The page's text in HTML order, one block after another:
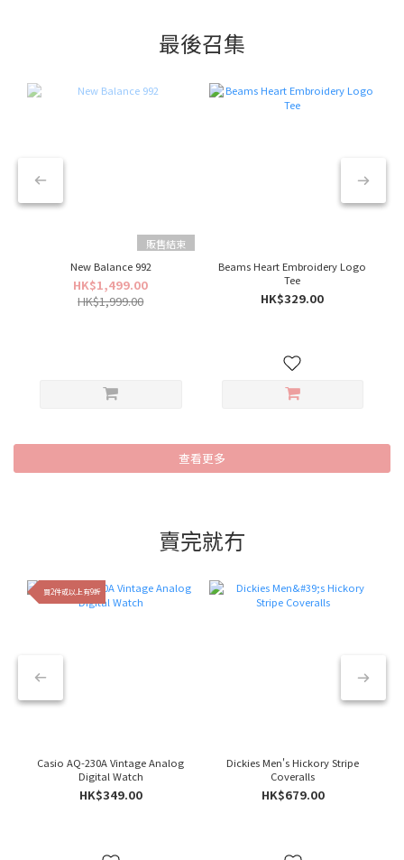
最後召集
販售結束
New Balance 992
HK$1,499.00
HK$1,999.00
Beams Heart Embroidery Logo
Tee
HK$329.00
查看更多
賣完就冇
買2件或以上有9折
Casio AQ-230A Vintage Analog
Digital Watch
HK$349.00
Dickies Men's Hickory Stripe
Coveralls
HK$679.00